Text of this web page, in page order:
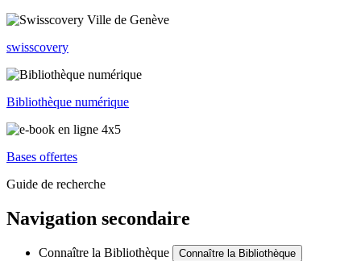
swisscovery
Bibliothèque numérique
Bases offertes
Guide de recherche
Navigation secondaire
Connaître la Bibliothèque Connaître la Bibliothèque